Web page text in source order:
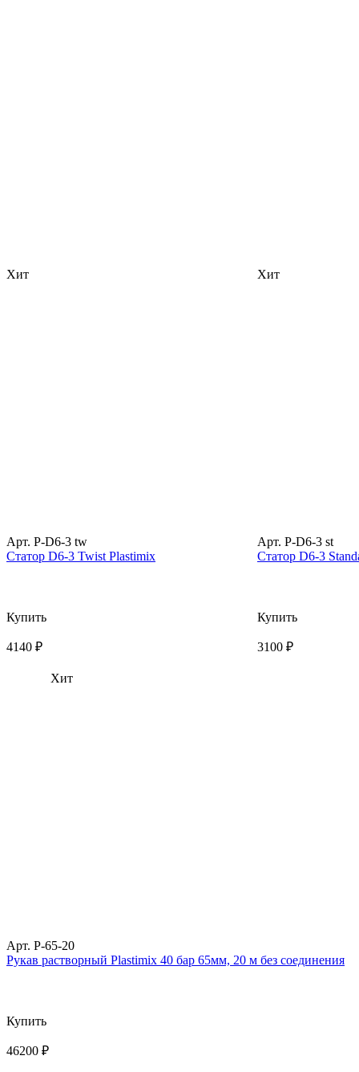
Хит
Арт. P-D6-3 tw
Статор D6-3 Twist Plastimix
Купить
4140 ₽
Хит
Арт. P-D6-3 st
Статор D6-3
Купить
3100 ₽
Хит
Арт. P-65-20
Рукав растворный Plastimix 40 бар 65мм, 20 м без соединения
Купить
46200 ₽